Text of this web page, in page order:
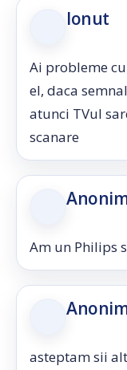
Ionut
Ai probleme
el, daca
atunci TVul
scanare
Am un Philips
asteptam sii